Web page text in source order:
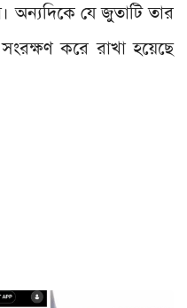
অন্যদিকে যে জুতাটি তার
করে রাখা হয়েছে